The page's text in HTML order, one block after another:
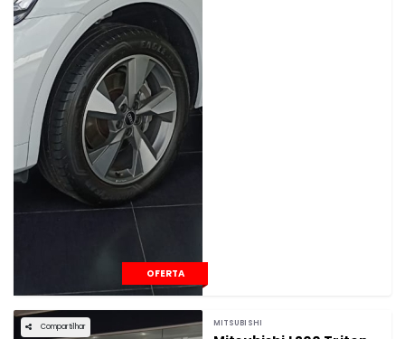
OFERTA
Compartilhar MITSUBISHI